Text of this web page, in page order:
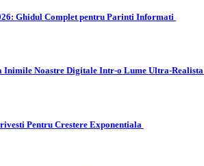
Ghidul Complet pentru Parinti Informati
Inimile Noastre Digitale Intr-o Lume Ultra-Realista
Pentru Crestere Exponentiala